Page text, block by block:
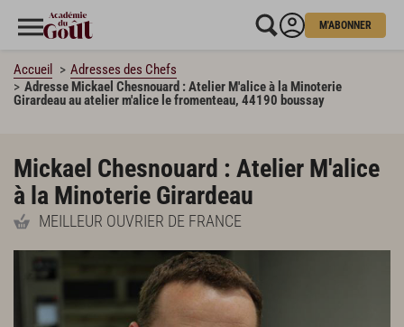
M'ABONNER
Accueil
Adresses des Chefs
Adresse Mickael Chesnouard : Atelier M'alice à la Minoterie
Girardeau au atelier m'alice le fromenteau, 44190 boussay
Mickael Chesnouard : Atelier M'alice
à la Minoterie Girardeau
MEILLEUR OUVRIER DE FRANCE